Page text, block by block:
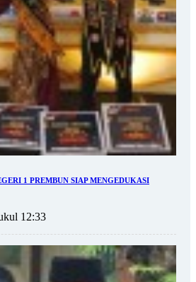
1 PREMBUN SIAP MENGEDUKASI
12:33